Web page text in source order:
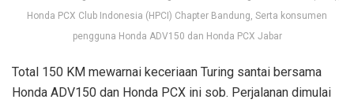
Honda PCX Club Indonesia (HPCI) Chapter Bandung, Serta konsumen
pengguna Honda ADV150 dan Honda PCX Jabar
Total 150 KM mewarnai keceriaan Turing santai bersama
Honda ADV150 dan Honda PCX ini sob. Perjalanan dimulai